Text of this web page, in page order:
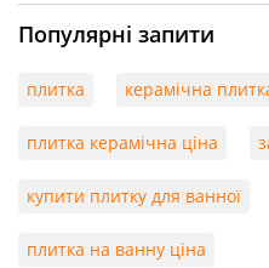
Популярні запити
плитка керамічна
плитка керамічна ціна
купити плитку для ванної
плитка на ванну ціна